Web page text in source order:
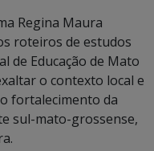
Regina Maura
roteiros de estudos
de Educação de Mato
o contexto local e
fortalecimento da
sul-mato-grossense,